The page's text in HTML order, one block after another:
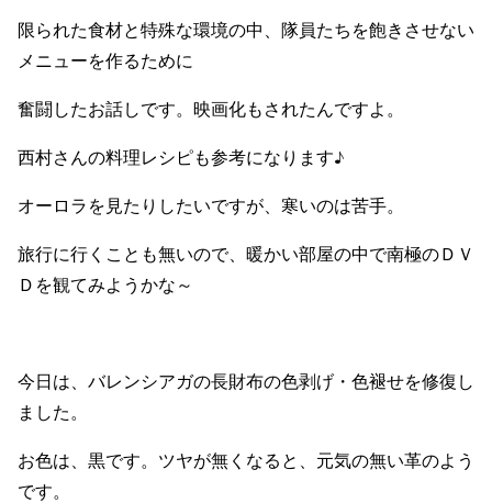
限られた食材と特殊な環境の中、隊員たちを飽きさせない
メニューを作るために
奮闘したお話しです。映画化もされたんですよ。
西村さんの料理レシピも参考になります♪
オーロラを見たりしたいですが、寒いのは苦手。
旅行に行くことも無いので、暖かい部屋の中で南極のＤＶ
Ｄを観てみようかな～
今日は、バレンシアガの長財布の色剥げ・色褪せを修復し
ました。
お色は、黒です。ツヤが無くなると、元気の無い革のよう
です。